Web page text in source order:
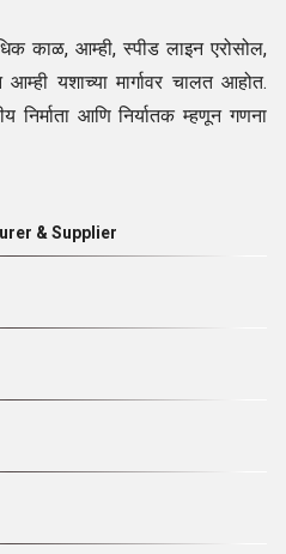
काळ, आम्ही, स्पीड लाइन एरोसोल,
यशाच्या मार्गावर चालत आहोत.
निर्माता आणि निर्यातक म्हणून गणना
एरोसोल अर्ध-स्वयंचलित क्रिमिंग
आम्ही ग्राहकांच्या अपेक्षांना मागे
संबंधित स्वयंपाक आणि औद्योगिक
आमच्या यंत्रणा फार्मास्युटिकल,
औद्योगिक क्षेत्रांमध्ये द्रव उपाय
सर्व ग्राहकांना वेळेवर वस्तू आणि
वेळेवर त्यांची आवश्यकता पूर्ण करणे
& Supplier